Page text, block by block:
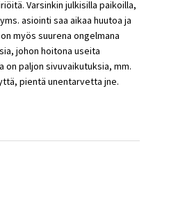
Varsinkin julkisilla paikoilla,
asiointi saa aikaa huutoa ja
myös suurena ongelmana
johon hoitona useita
on paljon sivuvaikutuksia, mm.
pientä unentarvetta jne.